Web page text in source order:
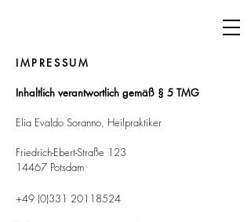
IMPRESSUM
Inhaltlich verantwortlich gemäß § 5 TMG
Elia Evaldo Soranno, Heilpraktiker
Friedrich-Ebert-Straße 123
14467 Potsdam
+49 (0)331 20118524